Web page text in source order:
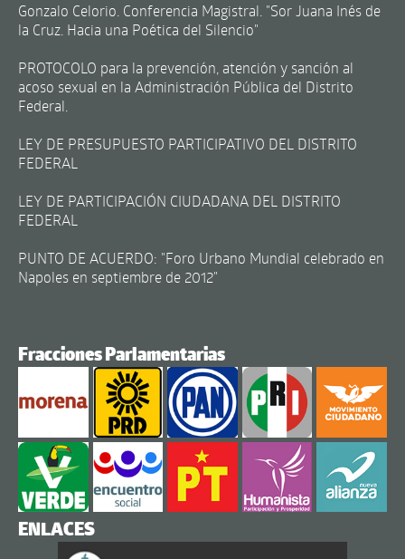
Gonzalo Celorio. Conferencia Magistral. "Sor Juana Inés de
la Cruz. Hacia una Poética del Silencio"
PROTOCOLO para la prevención, atención y sanción al
acoso sexual en la Administración Pública del Distrito
Federal.
LEY DE PRESUPUESTO PARTICIPATIVO DEL DISTRITO
FEDERAL
LEY DE PARTICIPACIÓN CIUDADANA DEL DISTRITO
FEDERAL
PUNTO DE ACUERDO: "Foro Urbano Mundial celebrado en
Napoles en septiembre de 2012"
Fracciones Parlamentarias
ENLACES